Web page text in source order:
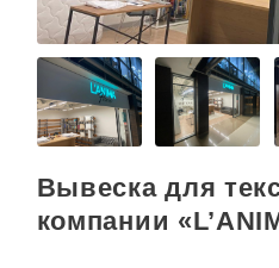
Вывеска для
компании